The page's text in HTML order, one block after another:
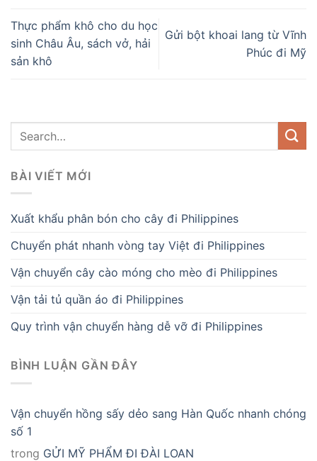
Thực phẩm khô cho du học
sinh Châu Âu, sách vở, hải
sản khô
Gửi bột khoai lang từ Vĩnh
Phúc đi Mỹ
BÀI VIẾT MỚI
Xuất khẩu phân bón cho cây đi Philippines
Chuyển phát nhanh vòng tay Việt đi Philippines
Vận chuyển cây cào móng cho mèo đi Philippines
Vận tải tủ quần áo đi Philippines
Quy trình vận chuyển hàng dễ vỡ đi Philippines
BÌNH LUẬN GẦN ĐÂY
Vận chuyển hồng sấy dẻo sang Hàn Quốc nhanh chóng
số 1
trong GỬI MỸ PHẨM ĐI ĐÀI LOAN